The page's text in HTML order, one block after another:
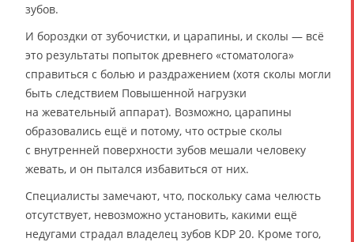
зубов.
И бороздки от зубочистки, и царапины, и сколы — всё
это результаты попыток древнего «стоматолога»
справиться с болью и раздражением (хотя сколы могли
быть следствием Повышенной нагрузки
на жевательный аппарат). Возможно, царапины
образовались ещё и потому, что острые сколы
с внутренней поверхности зубов мешали человеку
жевать, и он пытался избавиться от них.
Специалисты замечают, что, поскольку сама челюсть
отсутствует, невозможно установить, какими ещё
недугами страдал владелец зубов KDP 20. Кроме того,